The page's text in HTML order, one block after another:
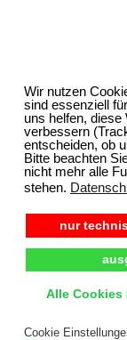
Wir nutzen
sind essenziell
uns helfen,
verbessern
entscheiden, ob
Bitte beachten
nicht mehr alle
stehen.
nur
Alle Cookies
Cookie